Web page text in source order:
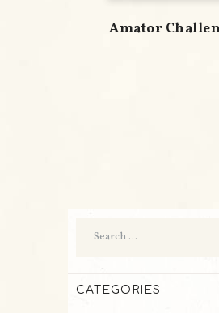
Amator
CATEGORIES